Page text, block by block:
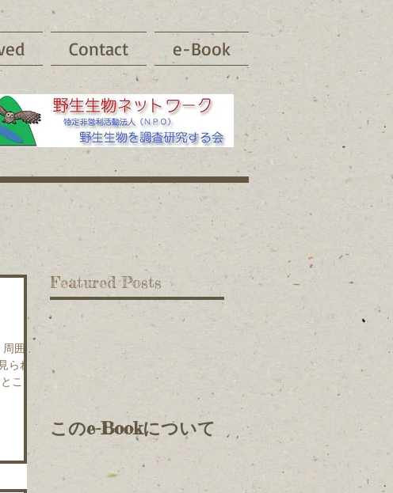
Contact e-Book
囲に
られま
ころ
Featured Posts
このe-Bookについて